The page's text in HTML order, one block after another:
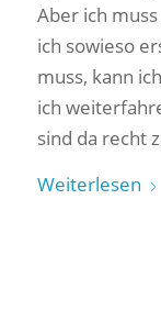
Aber ich
ich sowieso
muss, kann
ich
sind da recht
Weiterlesen